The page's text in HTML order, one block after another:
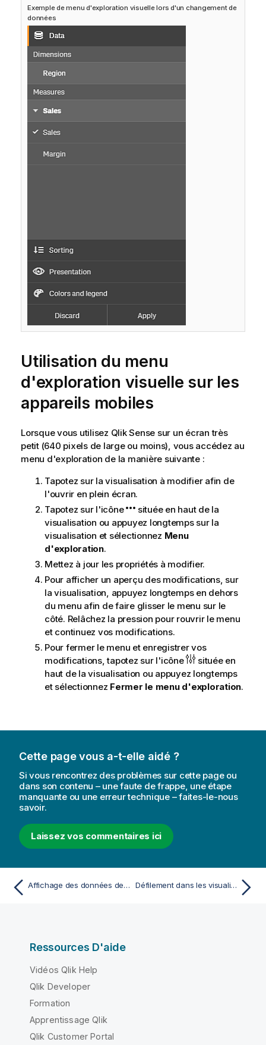
r
m
a
t
i
o
n
s
Exemple de menu d'exploration visuelle lors d'un changement de
données
Utilisation du menu
d'exploration visuelle sur les
appareils mobiles
Lorsque vous utilisez Qlik Sense sur un écran très
petit (640 pixels de large ou moins), vous accédez au
menu d'exploration de la manière suivante :
Tapotez sur la visualisation à modifier afin de
l'ouvrir en plein écran.
Tapotez sur l'icône
située en haut de la
visualisation ou appuyez longtemps sur la
visualisation et sélectionnez Menu
d'exploration.
Mettez à jour les propriétés à modifier.
Pour afficher un aperçu des modifications, sur
la visualisation, appuyez longtemps en dehors
du menu afin de faire glisser le menu sur le
côté. Relâchez la pression pour rouvrir le menu
et continuez vos modifications.
Pour fermer le menu et enregistrer vos
modifications, tapotez sur l'icône
située en
haut de la visualisation ou appuyez longtemps
et sélectionnez Fermer le menu d'exploration.
Cette page vous a-t-elle aidé ?
Si vous rencontrez des problèmes sur cette page ou
dans son contenu – une faute de frappe, une étape
manquante ou une erreur technique – faites-le-nous
savoir.
Laissez vos commentaires ici
Affichage des données de visualisations Défilement dans les visualisations
Ressources D'aide
Vidéos Qlik Help
Qlik Developer
Formation
Apprentissage Qlik
Qlik Customer Portal